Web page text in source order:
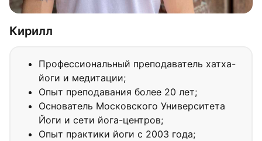
Кирилл
Профессиональный преподаватель хатха-
йоги и медитации;
Опыт преподавания более 20 лет;
Основатель Московского Университета
Йоги и сети йога-центров;
Опыт практики йоги с 2003 года;